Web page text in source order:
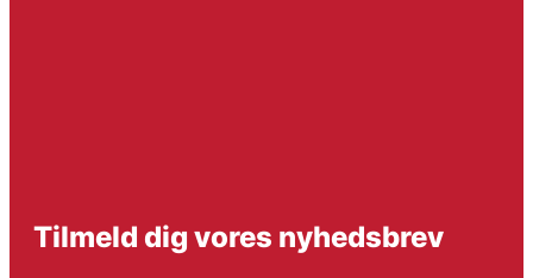
Tilmeld dig vores nyhedsbrev